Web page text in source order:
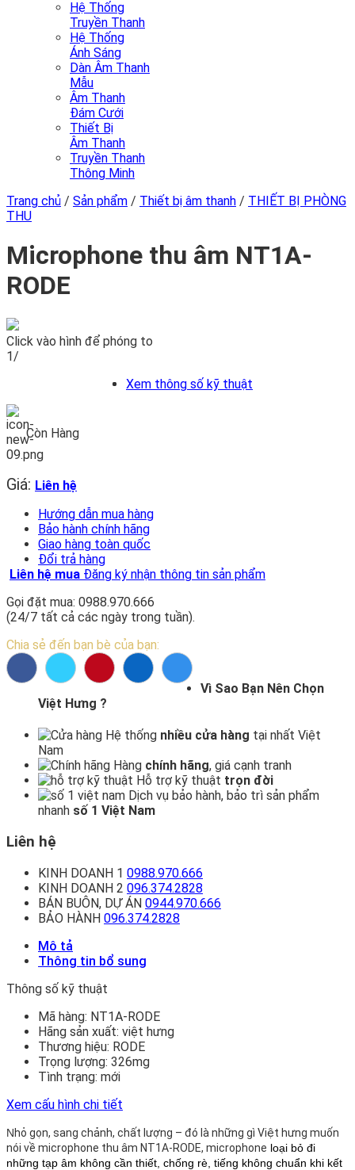
Hệ Thống
Truyền Thanh
Hệ Thống
Ánh Sáng
Dàn Âm Thanh
Mẫu
Âm Thanh
Đám Cưới
Thiết Bị
Âm Thanh
Truyền Thanh
Thông Minh
Trang chủ / Sản phẩm / Thiết bị âm thanh / THIẾT BỊ PHÒNG
THU
Microphone thu âm NT1A-
RODE
Click vào hình để phóng to
1/
Xem thông số kỹ thuật
Còn Hàng
Giá: Liên hệ
Hướng dẫn mua hàng
Bảo hành chính hãng
Giao hàng toàn quốc
Đổi trả hàng
Liên hệ mua Đăng ký nhận thông tin sản phẩm
Gọi đặt mua: 0988.970.666
(24/7 tất cả các ngày trong tuần).
Chia sẻ đến bạn bè của bạn:
Vì Sao Bạn Nên Chọn
Việt Hưng ?
Hệ thống nhiều cửa hàng tại nhất Việt
Nam
Hàng chính hãng, giá cạnh tranh
Hỗ trợ kỹ thuật trọn đời
Dịch vụ bảo hành, bảo trì sản phẩm
nhanh số 1 Việt Nam
Liên hệ
KINH DOANH 1 0988.970.666
KINH DOANH 2 096.374.2828
BÁN BUÔN, DỰ ÁN 0944.970.666
BẢO HÀNH 096.374.2828
Mô tả
Thông tin bổ sung
Thông số kỹ thuật
Mã hàng: NT1A-RODE
Hãng sản xuất: việt hưng
Thương hiệu: RODE
Trọng lượng: 326mg
Tình trạng: mới
Xem cấu hình chi tiết
Nhỏ gọn, sang chảnh, chất lượng – đó là những gì Việt hưng muốn
nói về microphone thu âm NT1A-RODE, microphone loại bỏ đi
những tạp âm không cần thiết, chống rè, tiếng không chuẩn khi kết